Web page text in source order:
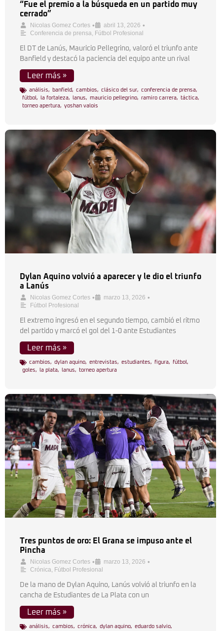
“Fue el premio a la búsqueda en un partido muy
cerrado”
Nicolas Gomez Cortes • abril 13, 2026 •
Conferencia de prensa, Fútbol Profesional
El DT de Lanús, Mauricio Pellegrino, valoró el triunfo ante
Banfield y destacó la paciencia del equipo ante un rival
Leer más »
análisis, banfield, cambios, clásico del sur, conferencia de prensa,
fútbol , la fortaleza, lanus, mauricio pellegrino, ramiro carrera, táctica,
torneo apertura, yoshan valois
Dylan Aquino volvió a aparecer y le dio el triunfo
a Lanús
Nicolas Gomez Cortes • marzo 13, 2026 •
Fútbol Profesional
El extremo ingresó en el segundo tiempo, cambió el ritmo
del partido y marcó el gol del 1-0 ante Estudiantes
Leer más »
cambios, dylan aquino, entrevistas, estudiantes, figura, fútbol ,
goles, la plata, lanus, torneo apertura
Tres puntos de oro: El Grana se impuso ante el
Pincha
Nicolas Gomez Cortes • marzo 13, 2026 •
Crónica, Fútbol Profesional
De la mano de Dylan Aquino, Lanús volvió al triunfo en la
cancha de Estudiantes de La Plata con un
Leer más »
análisis, cambios, crónica, dylan aquino, eduardo salvio,